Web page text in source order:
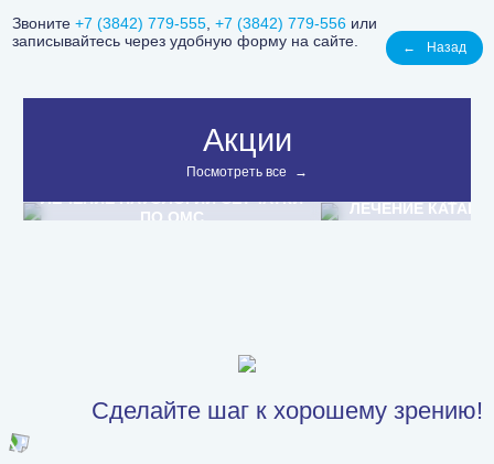
Звоните +7 (3842) 779-555, +7 (3842) 779-556или
записывайтесь через удобную форму на сайте.
← Назад
Акции
Посмотреть все →
ЛЕЧЕНИЕ ПАТОЛОГИЙ СЕТЧАТКИ
ПО ОМС
ЛЕЧЕНИЕ
Сделайте шаг к хорошему зрению!